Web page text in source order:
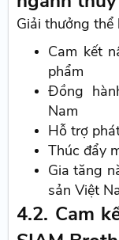
Giải thưởng thể
Cam kết
phẩm
Đồng
Nam
Hỗ trợ
Thúc đẩy
Gia tăng
sản Việt
4.2. Cam